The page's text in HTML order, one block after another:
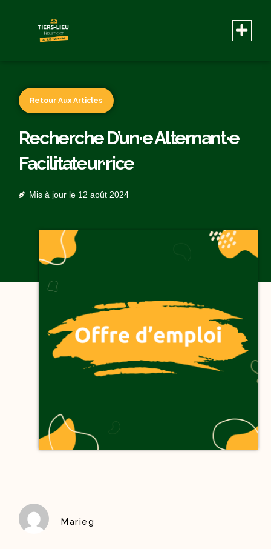
Retour Aux Articles
Recherche D’un·e Alternant·e
Facilitateur·rice
Mis à jour le 12 août 2024
Marieg